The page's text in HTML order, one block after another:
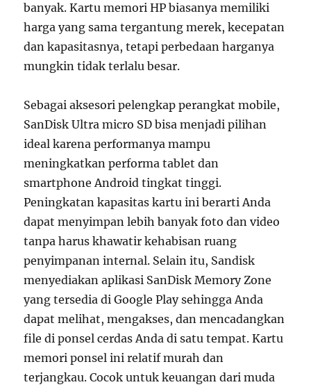
banyak. Kartu memori HP biasanya memiliki
harga yang sama tergantung merek, kecepatan
dan kapasitasnya, tetapi perbedaan harganya
mungkin tidak terlalu besar.
Sebagai aksesori pelengkap perangkat mobile,
SanDisk Ultra micro SD bisa menjadi pilihan
ideal karena performanya mampu
meningkatkan performa tablet dan
smartphone Android tingkat tinggi.
Peningkatan kapasitas kartu ini berarti Anda
dapat menyimpan lebih banyak foto dan video
tanpa harus khawatir kehabisan ruang
penyimpanan internal. Selain itu, Sandisk
menyediakan aplikasi SanDisk Memory Zone
yang tersedia di Google Play sehingga Anda
dapat melihat, mengakses, dan mencadangkan
file di ponsel cerdas Anda di satu tempat. Kartu
memori ponsel ini relatif murah dan
terjangkau. Cocok untuk keuangan dari muda